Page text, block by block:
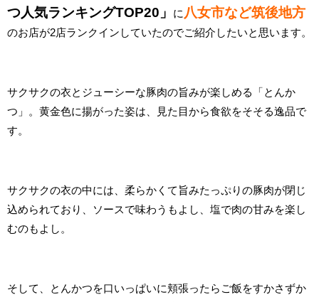
つ人気ランキングTOP20」
に 八女市など筑後地方
のお店が2店ランクインしていたのでご紹介したいと思います。
サクサクの衣とジューシーな豚肉の旨みが楽しめる「とんか
つ」。黄金色に揚がった姿は、見た目から食欲をそそる逸品で
す。
サクサクの衣の中には、柔らかくて旨みたっぷりの豚肉が閉じ
込められており、ソースで味わうもよし、塩で肉の甘みを楽し
むのもよし。
そして、とんかつを口いっぱいに頬張ったらご飯をすかさずか